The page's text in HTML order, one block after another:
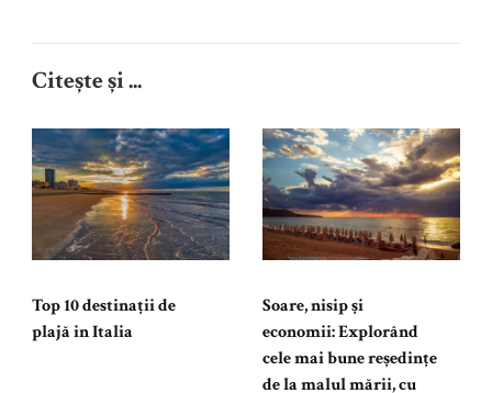
Citește și ...
Top 10 destinații de
plajă in Italia
Soare, nisip și
economii: Explorând
cele mai bune reședințe
de la malul mării, cu